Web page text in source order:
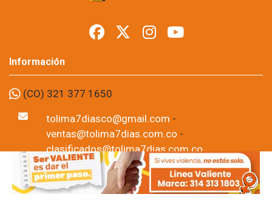
presidencial
Foto: suministrada a Tolima7Días.
Los permisos para portar armas de fuego y armas traumáticas
quedaron suspendidos temporalmente en todo el
departamento del Tolima desde este jueves 6 de agosto y
hasta las 11:59 de la noche del domingo 9 de agosto. La
medida fue adoptada por la Sexta Brigada del Ejército Nacional